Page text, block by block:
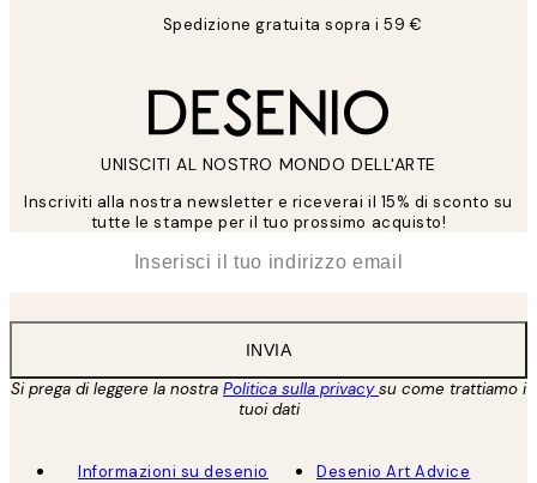
Spedizione gratuita sopra i 59 €
UNISCITI AL NOSTRO MONDO DELL'ARTE
Inscriviti alla nostra newsletter e riceverai il 15% di sconto su
tutte le stampe per il tuo prossimo acquisto!
INVIA
Si prega di leggere la nostra Politica sulla privacysu come trattiamo i
tuoi dati
Informazioni su desenio
Desenio Art Advice